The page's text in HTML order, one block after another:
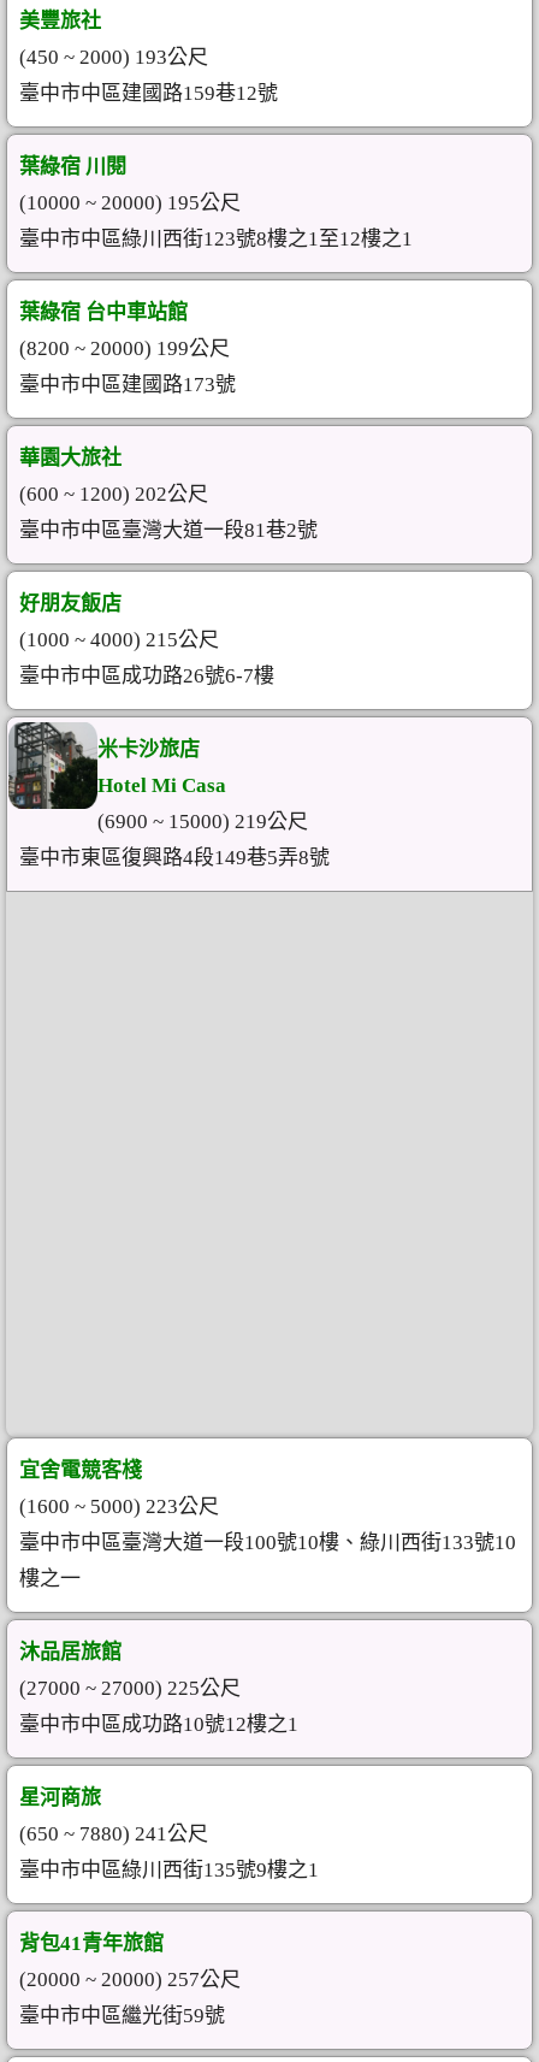
美豐旅社
(450 ~ 2000) 193公尺
臺中市中區建國路159巷12號
葉綠宿 川閱
(10000 ~ 20000) 195公尺
臺中市中區綠川西街123號8樓之1至12樓之1
葉綠宿 台中車站館
(8200 ~ 20000) 199公尺
臺中市中區建國路173號
華園大旅社
(600 ~ 1200) 202公尺
臺中市中區臺灣大道一段81巷2號
好朋友飯店
(1000 ~ 4000) 215公尺
臺中市中區成功路26號6-7樓
米卡沙旅店
Hotel Mi Casa
(6900 ~ 15000) 219公尺
臺中市東區復興路4段149巷5弄8號
宜舍電競客棧
(1600 ~ 5000) 223公尺
臺中市中區臺灣大道一段100號10樓、綠川西街133號10
樓之一
沐品居旅館
(27000 ~ 27000) 225公尺
臺中市中區成功路10號12樓之1
星河商旅
(650 ~ 7880) 241公尺
臺中市中區綠川西街135號9樓之1
背包41青年旅館
(20000 ~ 20000) 257公尺
臺中市中區繼光街59號